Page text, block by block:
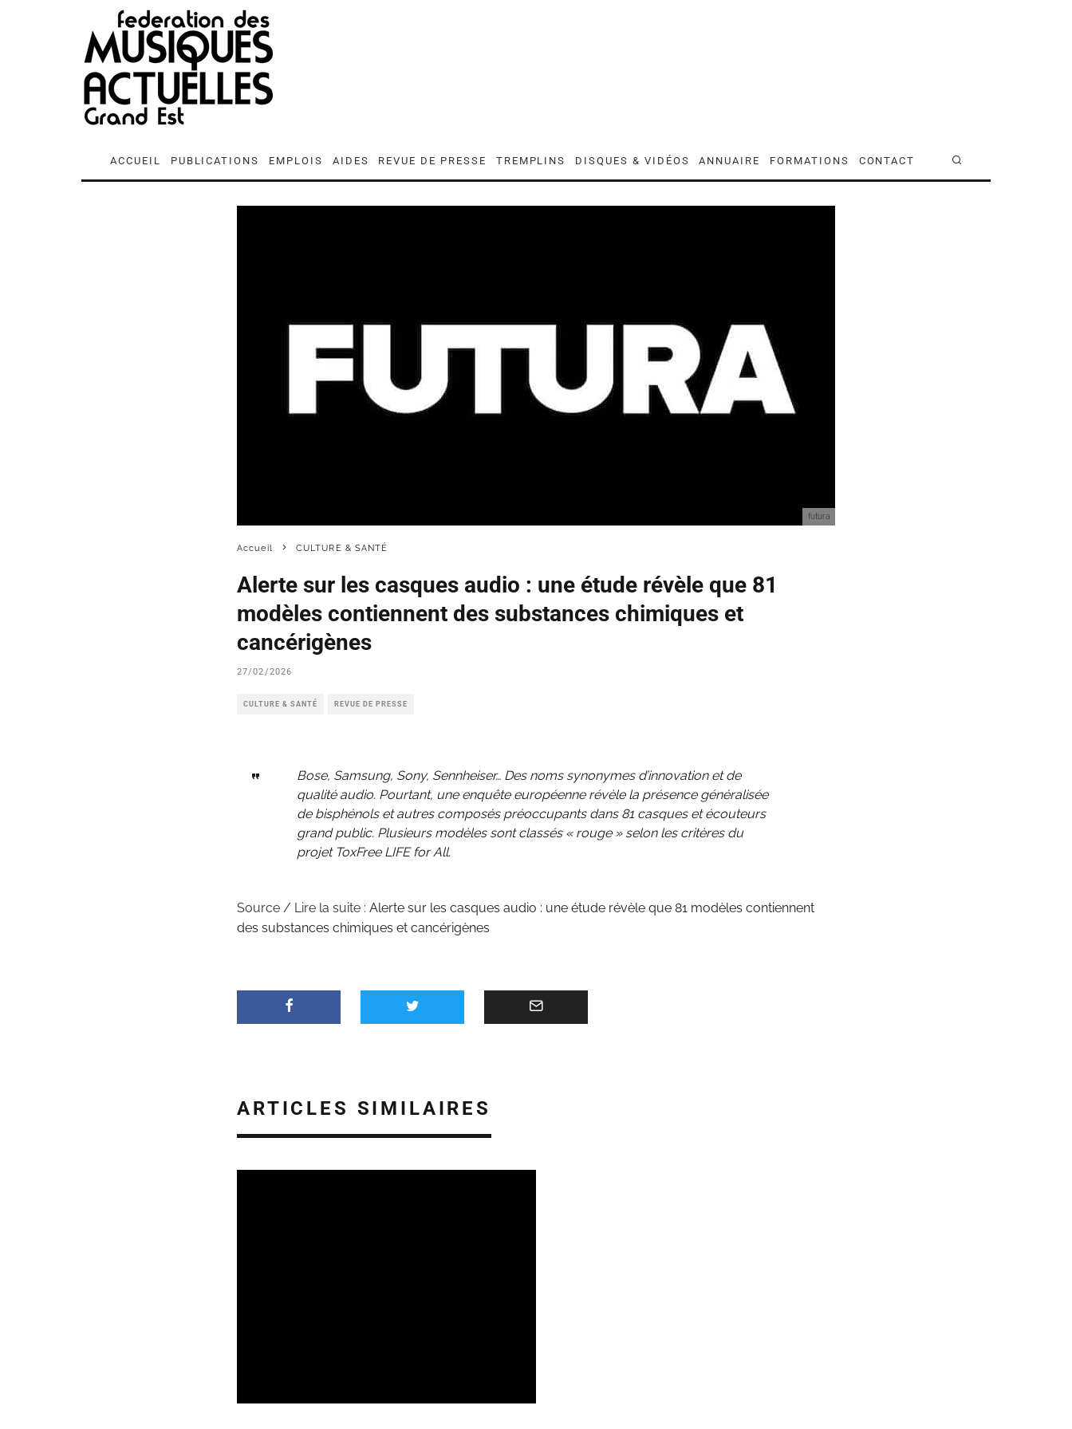
ACCUEIL PUBLICATIONS EMPLOIS AIDES REVUE DE PRESSE TREMPLINS DISQUES & VIDÉOS ANNUAIRE FORMATIONS CONTACT
futura
Accueil CULTURE & SANTÉ
Alerte sur les casques audio : une étude révèle que 81
modèles contiennent des substances chimiques et
cancérigènes
27/02/2026
CULTURE & SANTÉ REVUE DE PRESSE
Bose, Samsung, Sony, Sennheiser… Des noms synonymes d’innovation et de
qualité audio. Pourtant, une enquête européenne révèle la présence généralisée
de bisphénols et autres composés préoccupants dans 81 casques et écouteurs
grand public. Plusieurs modèles sont classés « rouge » selon les critères du
projet ToxFree LIFE for All.
Source / Lire la suite : Alerte sur les casques audio : une étude révèle que 81 modèles contiennent
des substances chimiques et cancérigènes
ARTICLES SIMILAIRES